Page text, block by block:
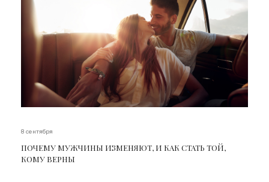
8 сентября
ПОЧЕМУ МУЖЧИНЫ ИЗМЕНЯЮТ, И КАК СТАТЬ ТОЙ,
КОМУ ВЕРНЫ